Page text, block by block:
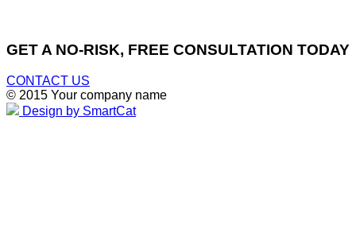
GET A NO-RISK, FREE CONSULTATION TODAY
CONTACT US
© 2015 Your company name
Design by SmartCat